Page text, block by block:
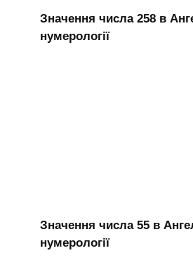
Значення числа 258 в
нумерології
Значення числа 55 в
нумерології